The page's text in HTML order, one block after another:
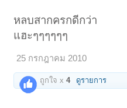
หลบสากครกดีกว่า
แฮะๆๆๆๆๆๆ
25 กรกฎาคม 2010
ถูกใจ x4 ดูรายการ